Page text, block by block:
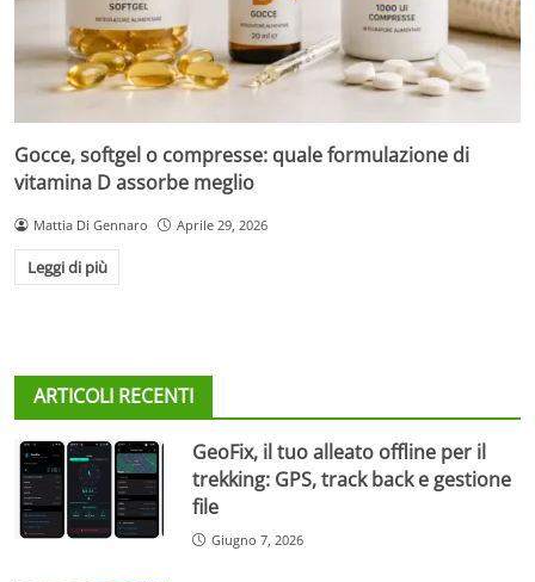
Gocce, softgel o compresse: quale formulazione di
vitamina D assorbe meglio
Mattia Di Gennaro Aprile 29, 2026
Leggi di più
ARTICOLI RECENTI
GeoFix, il tuo alleato offline per il
trekking: GPS, track back e gestione
file
Giugno 7, 2026